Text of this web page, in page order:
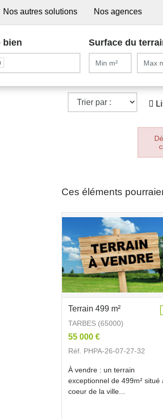
Nos autres solutions Nos agences
bien Surface du
Ces éléments
Terrain 499 m²
TARBES (65000)
55 000 €
Réf. PHPA-26-07-27-32
À vendre : un terrain
exceptionnel de 499m² situé
coeur de la ville...